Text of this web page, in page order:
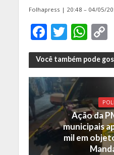
Folhapress | 20:48 – 04/05/
F
ac
e
b
o
o
k
T
w
itt
er
W
h
at
s
A
p
p
C
Você também pode
Ação da
municipais
mil em